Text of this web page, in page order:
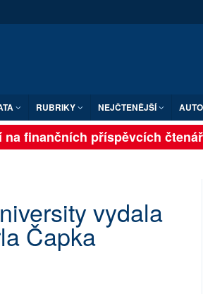
RUBRIKY NEJČTENĚJŠÍ
finančních příspěvcích
vydala
Čapka